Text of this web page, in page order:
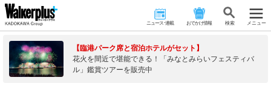
ニュース･連載 おでかけ情報 検 索 メニュー
【臨港パーク席と宿泊ホテルがセット】
花火を間近で堪能できる！「みなとみらいフェスティバ
ル」鑑賞ツアーを販売中